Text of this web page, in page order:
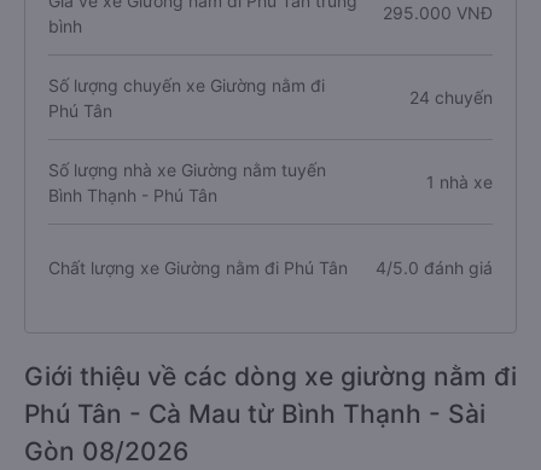
bình
295.000 VNĐ
Số lượng chuyến xe Giường nằm đi
Phú Tân
24 chuyến
Số lượng nhà xe Giường nằm tuyến
Bình Thạnh - Phú Tân
1 nhà xe
Chất lượng xe Giường nằm đi Phú Tân 4/5.0 đánh giá
Giới thiệu về các dòng xe giường nằm đi
Phú Tân - Cà Mau từ Bình Thạnh - Sài
Gòn 08/2026